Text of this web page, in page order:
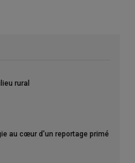
rural
au cœur d'un reportage primé